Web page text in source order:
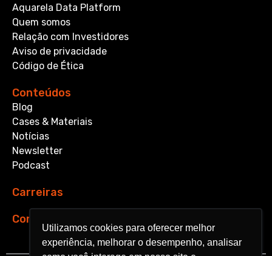
Utilizamos cookies para oferecer melhor
experiência, melhorar o desempenho, analisar
Utilizamos cookies para oferecer melhor
experiência, melhorar o desempenho, analisar
Aquarela Data Platform
Quem somos
Relação com Investidores
Aviso de privacidade
Código de Ética
Conteúdos
Blog
Cases & Materiais
Notícias
Newsletter
Podcast
Carreiras
Contato